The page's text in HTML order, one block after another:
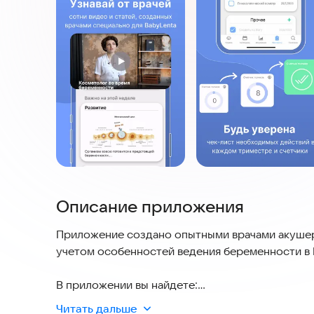
Описание приложения
Приложение создано опытными врачами
учетом особенностей ведения беременности в
В приложении вы найдете:
• Календарь - калькулятор беременности с
Читать дальше